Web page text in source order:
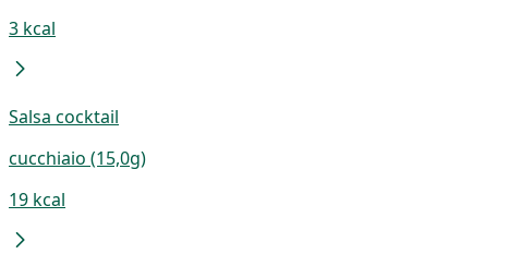
3 kcal
Salsa cocktail
cucchiaio (15,0g)
19 kcal